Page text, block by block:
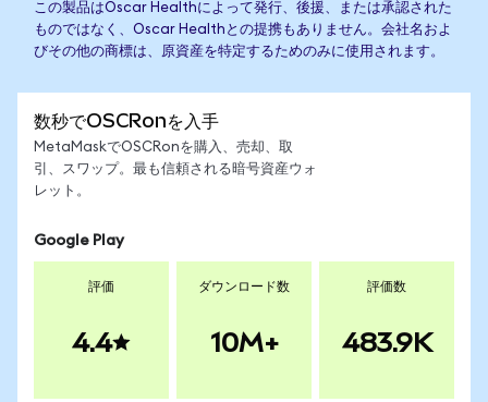
この製品はOscar Healthによって発行、後援、または承認された
ものではなく、Oscar Healthとの提携もありません。会社名およ
びその他の商標は、原資産を特定するためのみに使用されます。
数秒でOSCRonを入手
MetaMaskでOSCRonを購入、売却、取
引、スワップ。最も信頼される暗号資産ウォ
レット。
Google Play
評価
4.4
ダウンロード数
10M+
評価数
483.9K